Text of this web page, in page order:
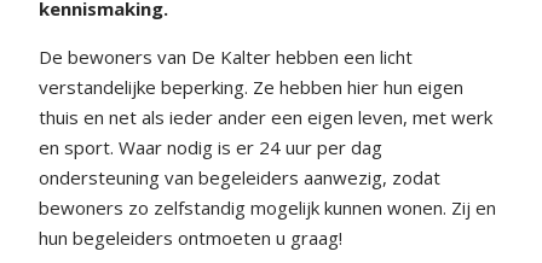
kennismaking.
De bewoners van De Kalter hebben een licht
verstandelijke beperking. Ze hebben hier hun eigen
thuis en net als ieder ander een eigen leven, met werk
en sport. Waar nodig is er 24 uur per dag
ondersteuning van begeleiders aanwezig, zodat
bewoners zo zelfstandig mogelijk kunnen wonen. Zij en
hun begeleiders ontmoeten u graag!